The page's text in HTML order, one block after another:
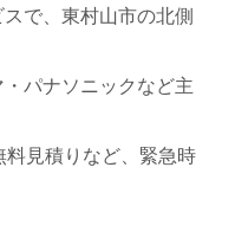
で、東村山市の北側
パナソニックなど主
見積りなど、緊急時